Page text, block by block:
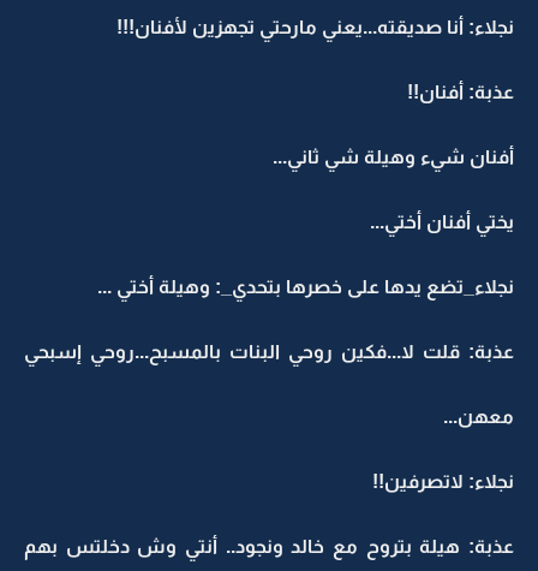
نجلاء: أنا صديقته...يعني مارحتي تجهزين لأفنان!!!
عذبة: أفنان!!
أفنان شيء وهيلة شي ثاني...
يختي أفنان أختي...
نجلاء_تضع يدها على خصرها بتحدي_: وهيلة أختي ...
عذبة: قلت لا...فكين روحي البنات بالمسبح...روحي إسبحي
معهن...
نجلاء: لاتصرفين!!
عذبة: هيلة بتروح مع خالد ونجود.. أنتي وش دخلتس بهم